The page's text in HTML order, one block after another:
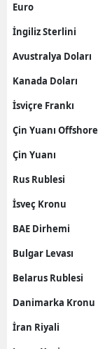
Euro
İngiliz Sterlini
Avustralya Doları
Kanada Doları
İsviçre Frankı
Çin Yuanı Offshore
Çin Yuanı
Rus Rublesi
İsveç Kronu
BAE Dirhemi
Bulgar Levası
Belarus Rublesi
Danimarka Kronu
İran Riyali